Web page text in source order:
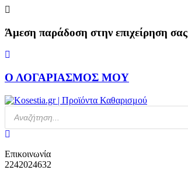
Skip
content
Άμεση παράδοση στην επιχείρηση σας
Ο ΛΟΓΑΡΙΑΣΜΟΣ ΜΟΥ
Products
search
Επικοινωνία
2242024632